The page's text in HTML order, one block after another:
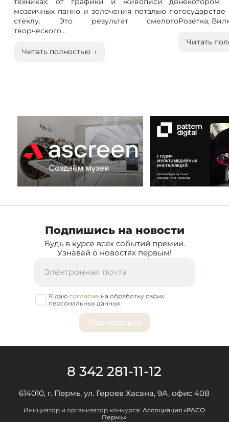
мозаичных панно и золочения поталью по
стеклу. Это результат смелого
творческого...
Читать полностью ›
Розетка,
Читать
Подпишись на новости
Будь в курсе всех событий премии.
Узнавай о новостях первым!
Я даю согласие на обработку своих
персональных данных.
8 342 281-11-12
614010, г. Пермь, ул. Героев Хасана, 9А, офис 408
Инициатор и организатор конкурса:Ассоциация «РАСО
Пермь»